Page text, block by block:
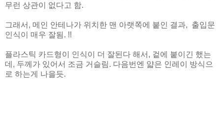
무런 상관이 없다고 함.
그래서, 메인 안테나가 위치한 맨 아랫쪽에 붙인 결과, 출입문
인식이 매우 잘됨. !!
플라스틱 카드형이 인식이 더 잘된다 해서, 겉에 붙이긴 했는
데, 두께가 있어서 조금 거슬림. 다음번엔 얇은 인레이 방식으
로 하는게 나을듯.